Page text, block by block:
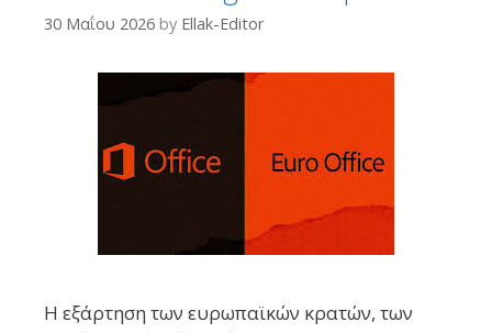
30 Μαΐου 2026 by Ellak-Editor
Η εξάρτηση των ευρωπαϊκών κρατών, των